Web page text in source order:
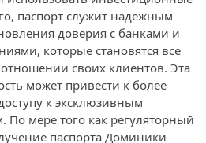
паспорт служит надежным
доверия с банками и
которые становятся все
своих клиентов. Эта
может привести к более
к эксклюзивным
мере того как регуляторный
паспорта Доминики